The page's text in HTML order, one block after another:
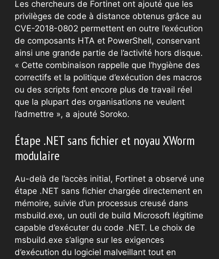
Les chercheurs de Fortinet ont ajouté que les
privilèges de code à distance obtenus grâce au
CVE-2018-0802 permettent en outre l’exécution
de composants HTA et PowerShell, conservant
ainsi une grande partie de l’activité hors disque.
« Cette combinaison rappelle que l’hygiène des
correctifs et la politique d’exécution des macros
ou des scripts font encore plus de travail réel
que la plupart des organisations ne veulent
l’admettre », a ajouté Soroko.
Étape .NET sans fichier et noyau XWorm
modulaire
Au-delà de l’accès initial, Fortinet a observé une
étape .NET sans fichier chargée directement en
mémoire, suivie d’un processus creusé dans
msbuild.exe, un outil de build Microsoft légitime
capable d’exécuter du code .NET. Le choix de
msbuild.exe s’aligne sur les exigences
d’exécution du logiciel malveillant tout en